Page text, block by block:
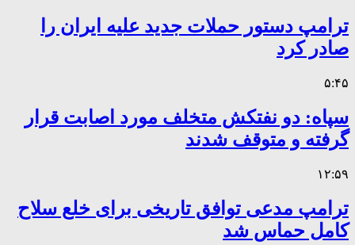
ترامپ دستور حملات جدید علیه ایران را
صادر کرد
۵:۴۵
سپاه: دو نفتکش متخلف مورد اصابت قرار
گرفته و متوقف شدند
۱۲:۵۹
ترامپ مدعی توافق تاریخی برای خلع سلاح
کامل حماس شد